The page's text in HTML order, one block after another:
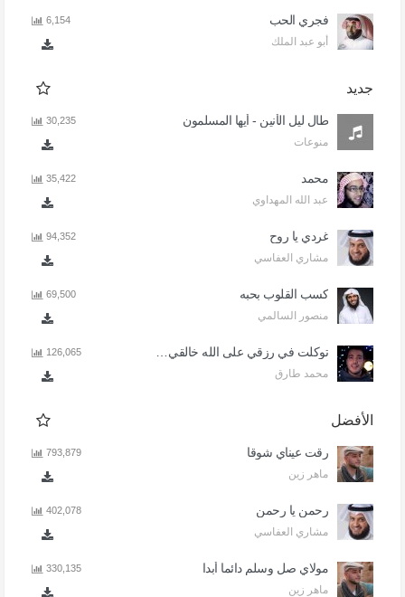
فجري الحب
أبو عبد الملك
6,154
جديد
طال ليل الأنين - أيها المسلمون
منوعات
30,235
محمد
عبد الله المهداوي
35,422
غردي يا روح
مشاري العفاسي
94,352
كسب القلوب بحبه
منصور السالمي
69,500
محمد طارق
126,065
الأفضل
رقت عيناي شوقا
ماهر زين
793,879
رحمن يا رحمن
مشاري العفاسي
402,078
مولاي صل وسلم دائما أبدا
ماهر زين
330,135